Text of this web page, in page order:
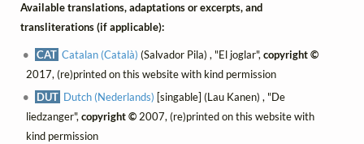
Available translations, adaptations or excerpts, and
transliterations (if applicable):
CAT Catalan (Català) (Salvador Pila) , "El joglar",copyright ©
2017, (re)printed on this website with kind permission
DUT Dutch (Nederlands) [singable] (Lau Kanen) , "De
liedzanger", copyright ©2007, (re)printed on this website with
kind permission